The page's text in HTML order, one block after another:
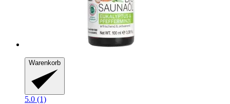
Warenkorb
5.0 (1)